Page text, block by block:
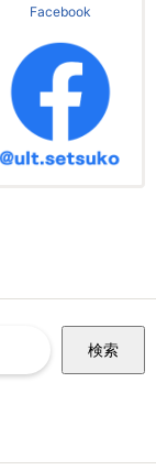
Facebook